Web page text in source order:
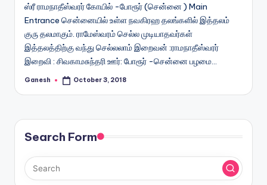
ஸ்ரீ ராமநாதீஸ்வரர் கோயில் -போரூர் (சென்னை ) Main
Entrance சென்னையில் உள்ள நவகிரஹ தலங்களில் இத்தலம்
குரு தலமாகும். ராமேஸ்வரம் செல்ல முடியாதவர்கள்
இத்தலத்திற்கு வந்து செல்லலாம் இறைவன் :ராமநாதீஸ்வரர்
இறைவி : சிவகாமசுந்தரி ஊர்: போரூர் -சென்னை பழமை…
Posted
Ganesh October 3, 2018
Search Form